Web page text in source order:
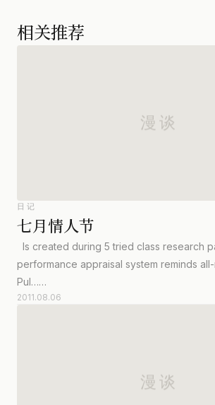
相关推荐
日记
七月情人节
Is created during 5 tried class research
performance appraisal system reminds
Pul……
2011.08.06